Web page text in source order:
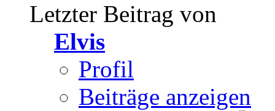
Letzter Beitrag von
Elvis
Profil
Beiträge anzeigen